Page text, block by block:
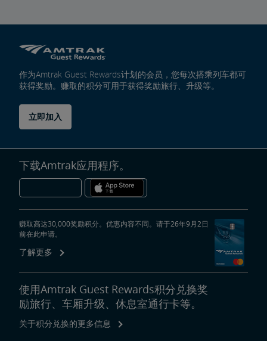
作为Amtrak Guest Rewards计划的会员，您每次搭乘列车都可
获得奖励。赚取的积分可用于获得奖励旅行、升级等。
立即加入
下载Amtrak应用程序。
赚取高达30,000奖励积分。优惠内容不同。请于26年9月2日
前在此申请。
了解更多
使用Amtrak Guest Rewards积分兑换奖
励旅行、车厢升级、休息室通行卡等。
关于积分兑换的更多信息